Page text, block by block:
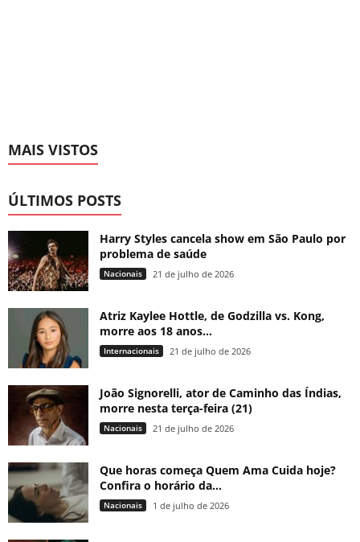
MAIS VISTOS
ÚLTIMOS POSTS
Harry Styles cancela show em São Paulo por
problema de saúde
Nacionais 21 de julho de 2026
Atriz Kaylee Hottle, de Godzilla vs. Kong,
morre aos 18 anos...
Internacionais 21 de julho de 2026
João Signorelli, ator de Caminho das Índias,
morre nesta terça-feira (21)
Nacionais 21 de julho de 2026
Que horas começa Quem Ama Cuida hoje?
Confira o horário da...
Nacionais 1 de julho de 2026